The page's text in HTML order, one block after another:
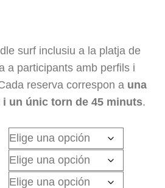
surf inclusiu a la platja de
a participants amb perfils i
reserva correspon a una
un únic torn de 45 minuts.